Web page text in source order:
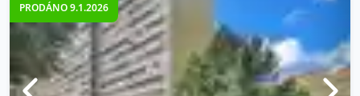
PRODÁNO 9.1.2026